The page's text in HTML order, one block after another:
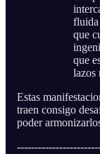
fluida
que
que
lazos
Estas
traen consigo
poder